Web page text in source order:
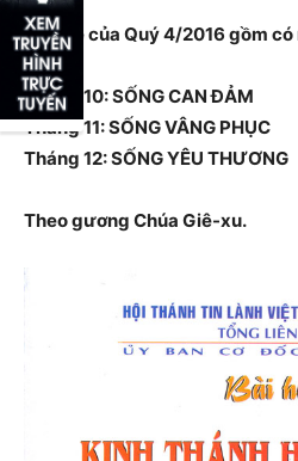
Chủ đề của Quý 4/2016 gồm
Tháng 10: SỐNG CAN ĐẢM
Tháng 11: SỐNG VÂNG PHỤC
Tháng 12: SỐNG YÊU THƯƠNG
Theo gương Chúa Giê-xu.